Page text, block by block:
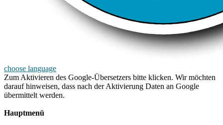
choose language
Zum Aktivieren des Google-Übersetzers bitte klicken. Wir möchten
darauf hinweisen, dass nach der Aktivierung Daten an Google
übermittelt werden.
Hauptmenü